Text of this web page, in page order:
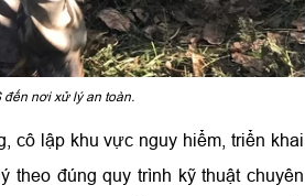
nơi xử lý an toàn.
cô lập khu vực nguy hiểm, triển khai
theo đúng quy trình kỹ thuật chuyên